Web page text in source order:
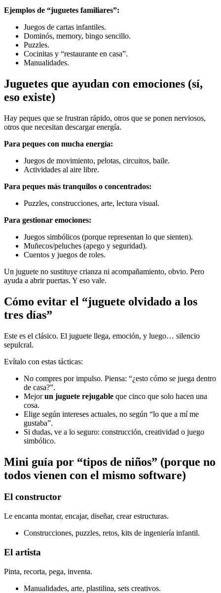
Ejemplos de “juguetes familiares”:
Juegos de cartas infantiles.
Dominós, memory, bingo sencillo.
Puzzles.
Cocinitas y “restaurante en casa”.
Manualidades.
Juguetes que ayudan con emociones (sí,
eso existe)
Hay peques que se frustran rápido, otros que se ponen nerviosos,
otros que necesitan descargar energía.
Para peques con mucha energía:
Juegos de movimiento, pelotas, circuitos, baile.
Actividades al aire libre.
Para peques más tranquilos o concentrados:
Puzzles, construcciones, arte, lectura visual.
Para gestionar emociones:
Juegos simbólicos (porque representan lo que sienten).
Muñecos/peluches (apego y seguridad).
Cuentos y juegos de roles.
Un juguete no sustituye crianza ni acompañamiento, obvio. Pero
ayuda a abrir puertas. Y eso vale.
Cómo evitar el “juguete olvidado a los
tres días”
Este es el clásico. El juguete llega, emoción, y luego… silencio
sepulcral.
Evítalo con estas tácticas:
No compres por impulso. Piensa: “¿esto cómo se juega dentro
de casa?”.
Mejorun juguete rejugable que cinco que solo hacen una
cosa.
Elige según intereses actuales, no según “lo que a mí me
gustaba”.
Si dudas, ve a lo seguro: construcción, creatividad o juego
simbólico.
Mini guía por “tipos de niños” (porque no
todos vienen con el mismo software)
El constructor
Le encanta montar, encajar, diseñar, crear estructuras.
Construcciones, puzzles, retos, kits de ingeniería infantil.
El artista
Pinta, recorta, pega, inventa.
Manualidades, arte, plastilina, sets creativos.